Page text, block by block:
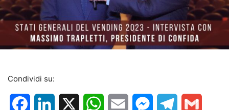
Condividi su:
FacebookLinkedIn WhatsApp
Email MessengerTelegram